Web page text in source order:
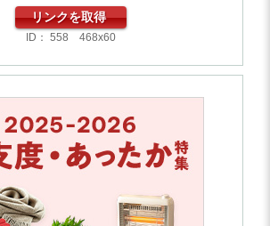
リンクを取得
ID： 558 468x60